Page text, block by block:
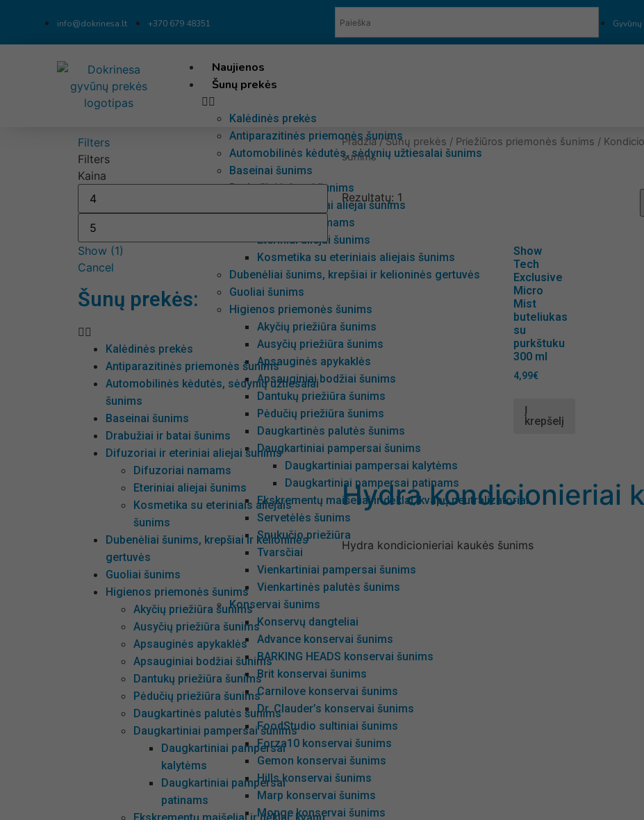
info@dokrinesa.lt +370 679 48351
Naujienos
Šunų prekės
Kalėdinės prekės
Antiparazitinės priemonės šunims
Automobilinės kėdutės, sėdynių užtiesalai šunims
Baseinai šunims
Drabužiai ir batai šunims
Difuzoriai ir eteriniai aliejai šunims
Difuzoriai namams
Eteriniai aliejai šunims
Kosmetika su eteriniais aliejais šunims
Dubenėliai šunims, krepšiai ir kelioninės gertuvės
Guoliai šunims
Higienos priemonės šunims
Akyčių priežiūra šunims
Ausyčių priežiūra šunims
Apsauginės apykaklės
Apsauginiai bodžiai šunims
Dantukų priežiūra šunims
Pėdučių priežiūra šunims
Daugkartinės palutės šunims
Daugkartiniai pampersai šunims
Daugkartiniai pampersai kalytėms
Daugkartiniai pampersai patinams
Ekskrementų maišeliai ir dėklai, kvapų neutralizatoriai
Servetėlės šunims
Snukučio priežiūra
Tvarsčiai
Vienkartiniai pampersai šunims
Vienkartinės palutės šunims
Konservai šunims
Konservų dangteliai
Advance konservai šunims
BARKING HEADS konservai šunims
Brit konservai šunims
Carnilove konservai šunims
Dr. Clauder’s konservai šunims
FoodStudio sultiniai šunims
Forza10 konservai šunims
Gemon konservai šunims
Hills konservai šunims
Marp konservai šunims
Monge konservai šunims
Filters
Filters
Kaina
Show (1)
Cancel
Šunų prekės:
Kalėdinės prekės
Antiparazitinės priemonės šunims
Automobilinės kėdutės, sėdynių užtiesalai
šunims
Baseinai šunims
Drabužiai ir batai šunims
Difuzoriai ir eteriniai aliejai šunims
Difuzoriai namams
Eteriniai aliejai šunims
Kosmetika su eteriniais aliejais
šunims
Dubenėliai šunims, krepšiai ir kelioninės
gertuvės
Guoliai šunims
Higienos priemonės šunims
Akyčių priežiūra šunims
Ausyčių priežiūra šunims
Apsauginės apykaklės
Apsauginiai bodžiai šunims
Dantukų priežiūra šunims
Pėdučių priežiūra šunims
Daugkartinės palutės šunims
Daugkartiniai pampersai šunims
Daugkartiniai pampersai
kalytėms
Daugkartiniai pampersai
patinams
Pradžia/Šunų prekės / Priežiūros priemonės šunims /
šunims
Rezultatų: 1
Show
Tech
Exclusive
Micro
Mist
buteliukas
su
purkštuku
300 ml
4,99€
Į
krepšelį
Hydra kondicionieriai
Hydra kondicionieriai kaukės šunims